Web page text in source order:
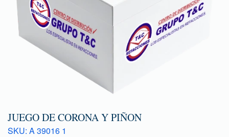
JUEGO DE CORONA Y PIÑON
SKU: A 39016 1